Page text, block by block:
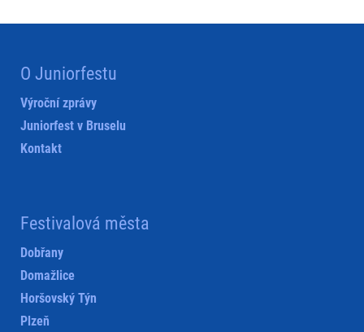
O Juniorfestu
Výroční zprávy
Juniorfest v Bruselu
Kontakt
Festivalová města
Dobřany
Domažlice
Horšovský Týn
Plzeň